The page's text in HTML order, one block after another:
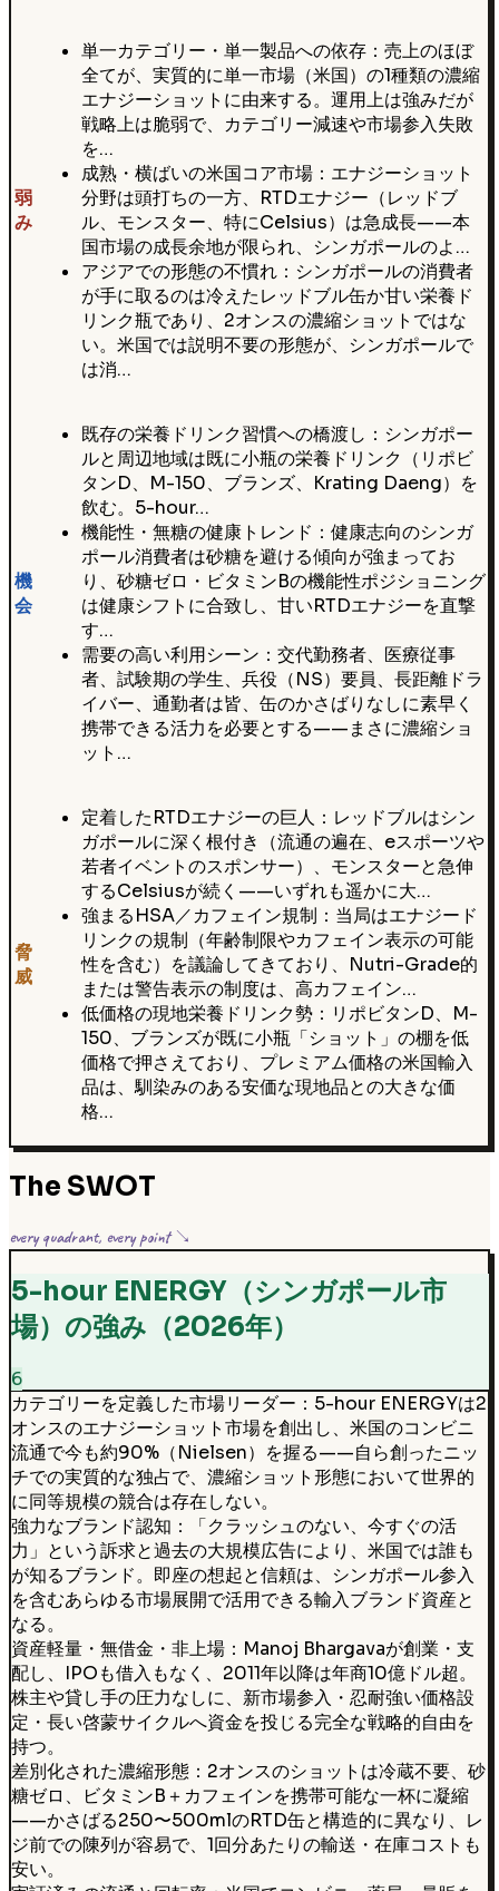
弱
み
単一カテゴリー・単一製品への依存：売上のほぼ
全てが、実質的に単一市場（米国）の1種類の濃縮
エナジーショットに由来する。運用上は強みだが
戦略上は脆弱で、カテゴリー減速や市場参入失敗
を…
成熟・横ばいの米国コア市場：エナジーショット
分野は頭打ちの一方、RTDエナジー（レッドブ
ル、モンスター、特にCelsius）は急成長——本
国市場の成長余地が限られ、シンガポールのよ…
アジアでの形態の不慣れ：シンガポールの消費者
が手に取るのは冷えたレッドブル缶か甘い栄養ド
リンク瓶であり、2オンスの濃縮ショットではな
い。米国では説明不要の形態が、シンガポールで
は消…
機
会
既存の栄養ドリンク習慣への橋渡し：シンガポー
ルと周辺地域は既に小瓶の栄養ドリンク（リポビ
タンD、M-150、ブランズ、Krating Daeng）を
飲む。5-hour…
機能性・無糖の健康トレンド：健康志向のシンガ
ポール消費者は砂糖を避ける傾向が強まってお
り、砂糖ゼロ・ビタミンBの機能性ポジショニング
は健康シフトに合致し、甘いRTDエナジーを直撃
す…
需要の高い利用シーン：交代勤務者、医療従事
者、試験期の学生、兵役（NS）要員、長距離ドラ
イバー、通勤者は皆、缶のかさばりなしに素早く
携帯できる活力を必要とする——まさに濃縮ショ
ット…
脅
威
定着したRTDエナジーの巨人：レッドブルはシン
ガポールに深く根付き（流通の遍在、eスポーツや
若者イベントのスポンサー）、モンスターと急伸
するCelsiusが続く——いずれも遥かに大…
強まるHSA／カフェイン規制：当局はエナジード
リンクの規制（年齢制限やカフェイン表示の可能
性を含む）を議論してきており、Nutri-Grade的
または警告表示の制度は、高カフェイン…
低価格の現地栄養ドリンク勢：リポビタンD、M-
150、ブランズが既に小瓶「ショット」の棚を低
価格で押さえており、プレミアム価格の米国輸入
品は、馴染みのある安価な現地品との大きな価
格…
The SWOT
every quadrant, every point ↘
5-hour ENERGY（シンガポール市
場）の強み（2026年）
6
カテゴリーを定義した市場リーダー：5-hour ENERGYは2
オンスのエナジーショット市場を創出し、米国のコンビニ
流通で今も約90%（Nielsen）を握る——自ら創ったニッ
チでの実質的な独占で、濃縮ショット形態において世界的
に同等規模の競合は存在しない。
強力なブランド認知：「クラッシュのない、今すぐの活
力」という訴求と過去の大規模広告により、米国では誰も
が知るブランド。即座の想起と信頼は、シンガポール参入
を含むあらゆる市場展開で活用できる輸入ブランド資産と
なる。
資産軽量・無借金・非上場：Manoj Bhargavaが創業・支
配し、IPOも借入もなく、2011年以降は年商10億ドル超。
株主や貸し手の圧力なしに、新市場参入・忍耐強い価格設
定・長い啓蒙サイクルへ資金を投じる完全な戦略的自由を
持つ。
差別化された濃縮形態：2オンスのショットは冷蔵不要、砂
糖ゼロ、ビタミンB＋カフェインを携帯可能な一杯に凝縮
——かさばる250〜500mlのRTD缶と構造的に異なり、レ
ジ前での陳列が容易で、1回分あたりの輸送・在庫コストも
安い。